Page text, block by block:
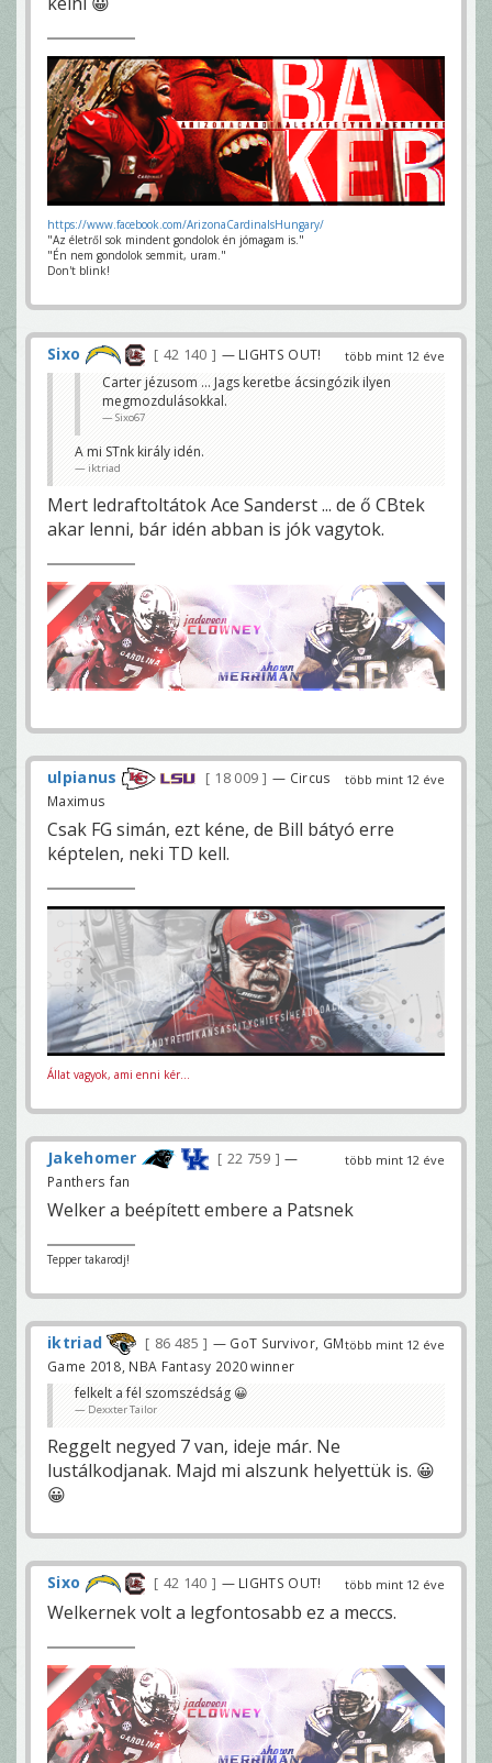
https://www.facebook.com/ArizonaCardinalsHungary/
"Az életről sok mindent gondolok én jómagam is."
"Én nem gondolok semmit, uram."
Don't blink!
több mint 12 éve
Sixo 42 140 — LIGHTS OUT!
Carter jézusom ... Jags keretbe ácsingózik ilyen
megmozdulásokkal.
Sixo67
A mi STnk király idén.
iktriad
Mert ledraftoltátok Ace Sanderst ... de ő CBtek
akar lenni, bár idén abban is jók vagytok.
több mint 12 éve
ulpianus 18 009
— Circus
Maximus
Csak FG simán, ezt kéne, de Bill bátyó erre
képtelen, neki TD kell.
Állat vagyok, ami enni kér...
több mint 12 éve
Jakehomer 22 759
—
Panthers fan
Welker a beépített embere a Patsnek
Tepper takarodj!
több mint 12 éve
iktriad 86 485
— GoT Survivor, GM
Game 2018, NBA Fantasy 2020 winner
felkelt a fél szomszédság 😀
Dexxter Tailor
Reggelt negyed 7 van, ideje már. Ne
lustálkodjanak. Majd mi alszunk helyettük is. 😀
😀
több mint 12 éve
Sixo 42 140 — LIGHTS OUT!
Welkernek volt a legfontosabb ez a meccs.